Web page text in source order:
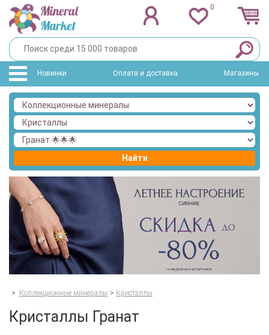
0
Новинки Оплата и доставка Магазины
Найти
> Коллекционные минералы > Кристаллы
Кристаллы Гранат